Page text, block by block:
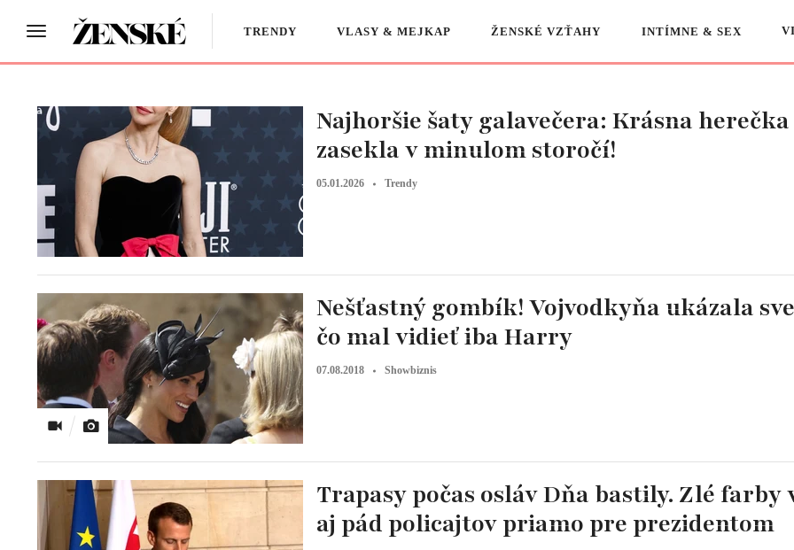
TRENDY VLASY & MEJKAP ŽENSKÉ VZŤAHY INTÍMNE & SEX
Najhoršie šaty galavečera: Krásna herečka
zasekla v minulom storočí!
05.01.2026 Trendy
Nešťastný gombík! Vojvodkyňa ukázala
čo mal vidieť iba Harry
07.08.2018 Showbiznis
Trapasy počas osláv Dňa bastily. Zlé farby
aj pád policajtov priamo pre prezidentom